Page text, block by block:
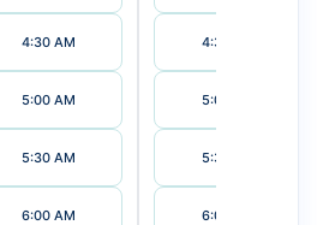
4:30 AM
5:00 AM
5:30 AM
6:00 AM
4:30 AM
5:00 AM
5:30 AM
6:00 AM